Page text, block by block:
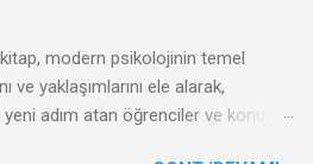
modern psikolojinin temel
ve yaklaşımlarını ele alarak,
adım atan öğrenciler ve konuyla